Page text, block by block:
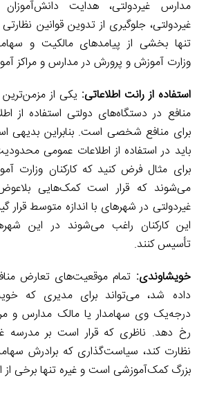
مدارس غیردولتی، هدایت
غیردولتی، جلوگیری از تدوین قوانین
تنها بخشی از پیامدهای مالکیت و
وزارت آموزش و پرورش در مدارس و مراکز
استفاده از رانت اطلاعاتی: یکی از
منافع در دستگاه‌های دولتی استفاده از
برای منافع شخصی است. بنابراین بدیهی
باید در استفاده از اطلاعات عمومی
برای مثال فرض کنید که کارکنان وزارت
می‌شوند که قرار است کمک‌هایی
غیردولتی در شهرهای با اندازه متوسط قرار
این کارکنان راغب می‌شوند در این
تأسیس کنند.
خویشاوندی: تمام موقعیت‌های تعارض
داده شد، می‌تواند برای مدیری که
درجه‌یک وی سهامدار یا مالک مدارس و
رخ دهد. ناظری که قرار است بر مدرسه
نظارت کند، سیاست‌گذاری که برادرش
بزرگ کمک‌آموزشی است و غیره تنها برخی